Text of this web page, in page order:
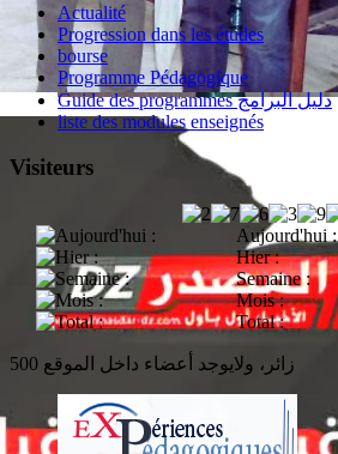
Actualité
Progression dans les études
bourse
Programme Pédagogique
Guide des programmes دليل البرامج
liste des modules enseignés
Visiteurs
Aujourd'hui :
Hier :
Semaine :
Mois :
Total :
500 زائر، ولايوجد أعضاء داخل الموقع